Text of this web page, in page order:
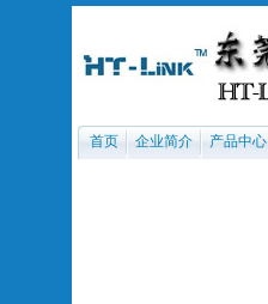
首页 企业简介 产品中心